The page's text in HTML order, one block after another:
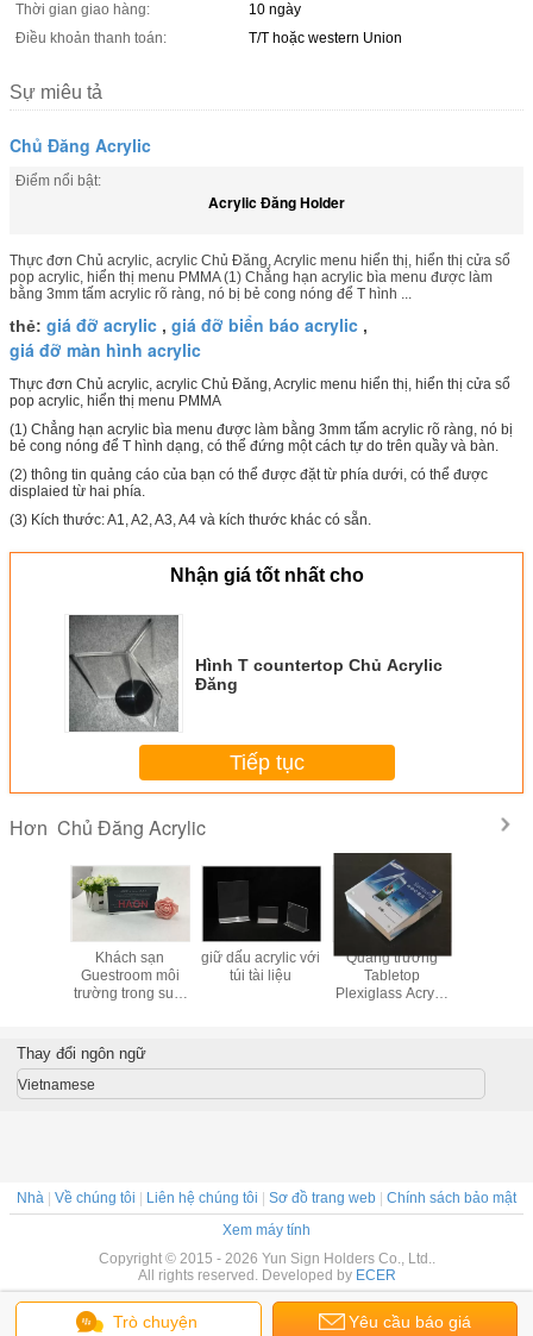
Thời gian giao hàng:
10 ngày
Điều khoản thanh toán:
T/T hoặc western Union
Sự miêu tả
Chủ Đăng Acrylic
Điểm nổi bật:
Acrylic Đăng Holder
Thực đơn Chủ acrylic, acrylic Chủ Đăng, Acrylic menu hiển thị, hiển thị cửa sổ
pop acrylic, hiển thị menu PMMA (1) Chẳng hạn acrylic bìa menu được làm
bằng 3mm tấm acrylic rõ ràng, nó bị bẻ cong nóng để T hình ...
thẻ: giá đỡ acrylic , giá đỡ biển báo acrylic ,
giá đỡ màn hình acrylic
Thực đơn Chủ acrylic, acrylic Chủ Đăng, Acrylic menu hiển thị, hiển thị cửa sổ
pop acrylic, hiển thị menu PMMA
(1) Chẳng hạn acrylic bìa menu được làm bằng 3mm tấm acrylic rõ ràng, nó bị
bẻ cong nóng để T hình dạng, có thể đứng một cách tự do trên quầy và bàn.
(2) thông tin quảng cáo của bạn có thể được đặt từ phía dưới, có thể được
displaied từ hai phía.
(3) Kích thước: A1, A2, A3, A4 và kích thước khác có sẵn.
Nhận giá tốt nhất cho
Hình T countertop Chủ Acrylic
Đăng
Tiếp tục
Hơn Chủ Đăng Acrylic
Khách sạn
Guestroom môi
trường trong suốt
giữ dấu acrylic với
túi tài liệu
Quảng trường
Tabletop
Plexiglass Acrylic
Trò chuyện Yêu cầu báo giá
Thay đổi ngôn ngữ
Vietnamese
Nhà Về chúng tôi Liên hệ chúng tôi Sơ đồ trang web
Chính sách bảo mật
Xem máy tính
Copyright © 2015 - 2026 Yun Sign Holders Co., Ltd..
All rights reserved. Developed by ECER